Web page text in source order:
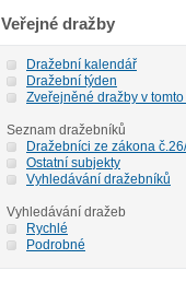
Veřejné dražby
Dražební kalendář
Dražební týden
Zveřejněné dražby v
Seznam dražebníků
Dražebníci ze zákona
Ostatní subjekty
Vyhledávání dražebníků
Vyhledávání dražeb
Rychlé
Podrobné